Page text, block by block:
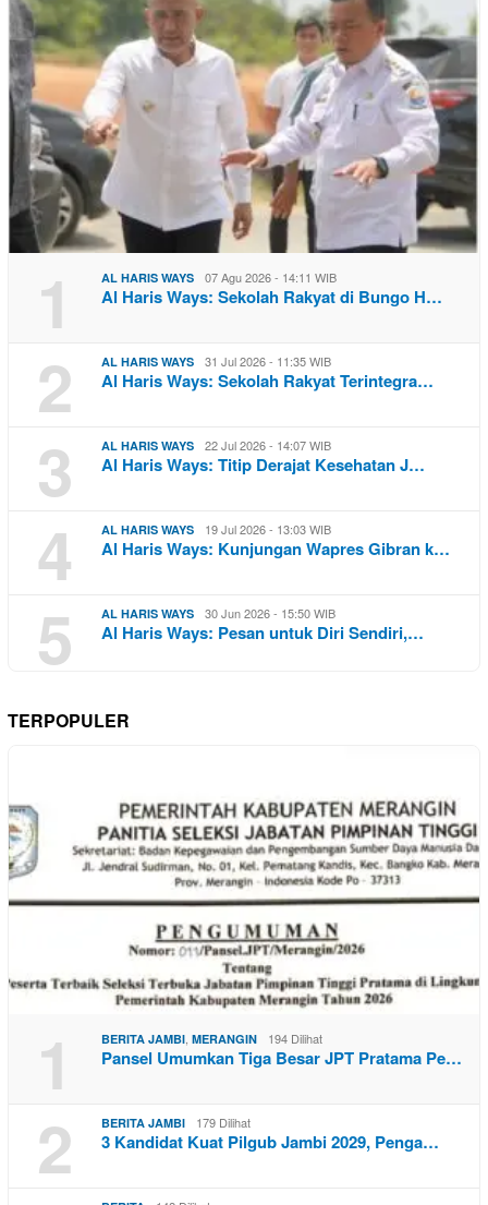
1 AL HARIS WAYS 07 Agu 2026 - 14:11 WIB
Al Haris Ways: Sekolah Rakyat di Bungo H…
2 AL HARIS WAYS 31 Jul 2026 - 11:35 WIB
Al Haris Ways: Sekolah Rakyat Terintegra…
3 AL HARIS WAYS 22 Jul 2026 - 14:07 WIB
Al Haris Ways: Titip Derajat Kesehatan J…
4 AL HARIS WAYS 19 Jul 2026 - 13:03 WIB
Al Haris Ways: Kunjungan Wapres Gibran k…
5 AL HARIS WAYS 30 Jun 2026 - 15:50 WIB
Al Haris Ways: Pesan untuk Diri Sendiri,…
TERPOPULER
1 BERITA JAMBI, MERANGIN 194 Dilihat
Pansel Umumkan Tiga Besar JPT Pratama Pe…
2 BERITA JAMBI 179 Dilihat
3 Kandidat Kuat Pilgub Jambi 2029, Penga…